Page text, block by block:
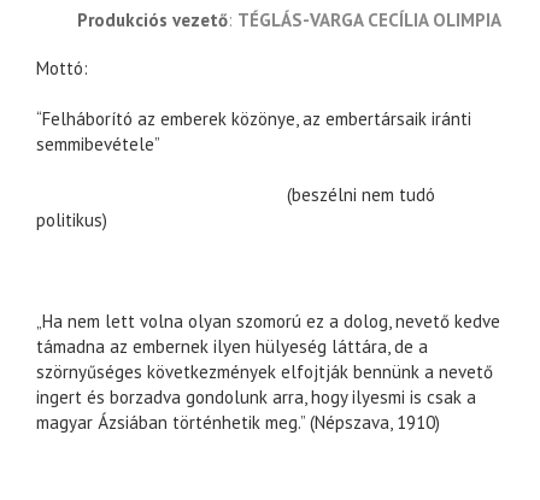
produkciós vezető TÉGLÁS-VARGA CECÍLIA OLIMPIA
Mottó:
“Felháborító az emberek közönye, az embertársaik iránti
semmibevétele”
(beszélni nem tudó
politikus)
„Ha nem lett volna olyan szomorú ez a dolog, nevető kedve
támadna az embernek ilyen hülyeség láttára, de a
szörnyűséges következmények elfojtják bennünk a nevető
ingert és borzadva gondolunk arra, hogy ilyesmi is csak a
magyar Ázsiában történhetik meg.” (Népszava, 1910)